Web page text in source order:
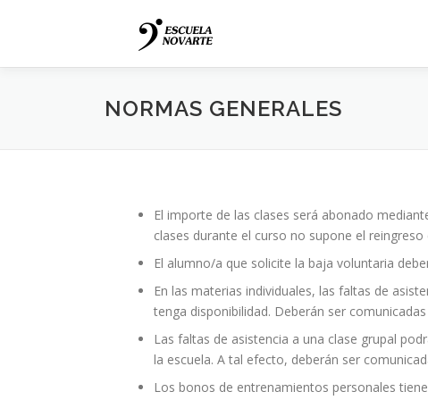
NORMAS GENERALES
El importe de las clases será abonado
clases durante el curso no supone el
El alumno/a que solicite la baja voluntaria
En las materias individuales, las faltas de
tenga disponibilidad. Deberán ser
Las faltas de asistencia a una clase grupal
la escuela. A tal efecto, deberán ser
Los bonos de entrenamientos personales